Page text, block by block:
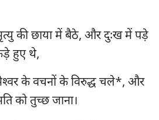
की छाया में बैठे, और दुःख में पड़े
हुए थे,
के वचनों के विरुद्ध चले*, और
को तुच्छ जाना।